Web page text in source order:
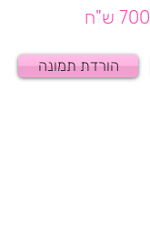
700 ש"ח
הורדת תמונה